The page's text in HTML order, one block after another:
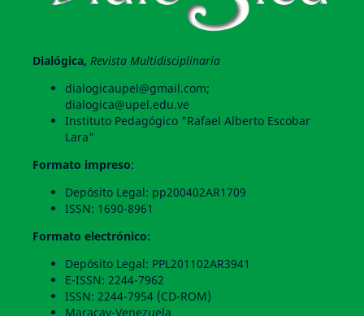
Dialógica, Revista Multidisciplinaria
dialogicaupel@gmail.com;
dialogica@upel.edu.ve
Instituto Pedagógico "Rafael Alberto Escobar
Lara"
Formato impreso:
Depósito Legal: pp200402AR1709
ISSN: 1690-8961
Formato electrónico:
Depósito Legal: PPL201102AR3941
E-ISSN: 2244-7962
ISSN: 2244-7954 (CD-ROM)
Maracay-Venezuela